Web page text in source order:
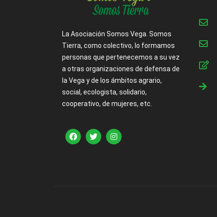
La Asociación Somos Vega. Somos
Tierra, como colectivo, lo formamos
personas que pertenecemos a su vez
a otras organizaciones de defensa de
la Vega y de los ámbitos agrario,
social, ecologista, solidario,
cooperativo, de mujeres, etc.